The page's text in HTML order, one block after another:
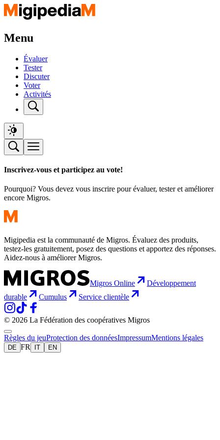
Menu
Évaluer
Tester
Discuter
Voter
Activités
Inscrivez-vous et participez au vote!
Pourquoi? Vous devez vous inscrire pour évaluer, tester et améliorer
encore Migros.
Migipedia est la communauté de Migros. Évaluez des produits,
testez-les gratuitement, posez des questions et apportez des réponses.
Aidez-nous à améliorer Migros.
Migros Online
Développement
durable
Cumulus Service clientèle
© 2026 La Fédération des coopératives Migros
Règles du jeuProtection des donnéesImpressumMentions légales
DE FR IT EN